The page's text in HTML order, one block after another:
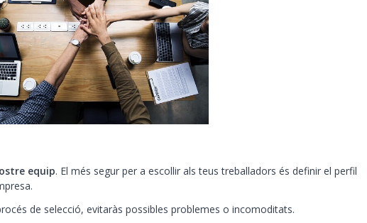
equip. El més segur per a escollir als teus treballadors és definir el perfil
de selecció, evitaràs possibles problemes o incomoditats.